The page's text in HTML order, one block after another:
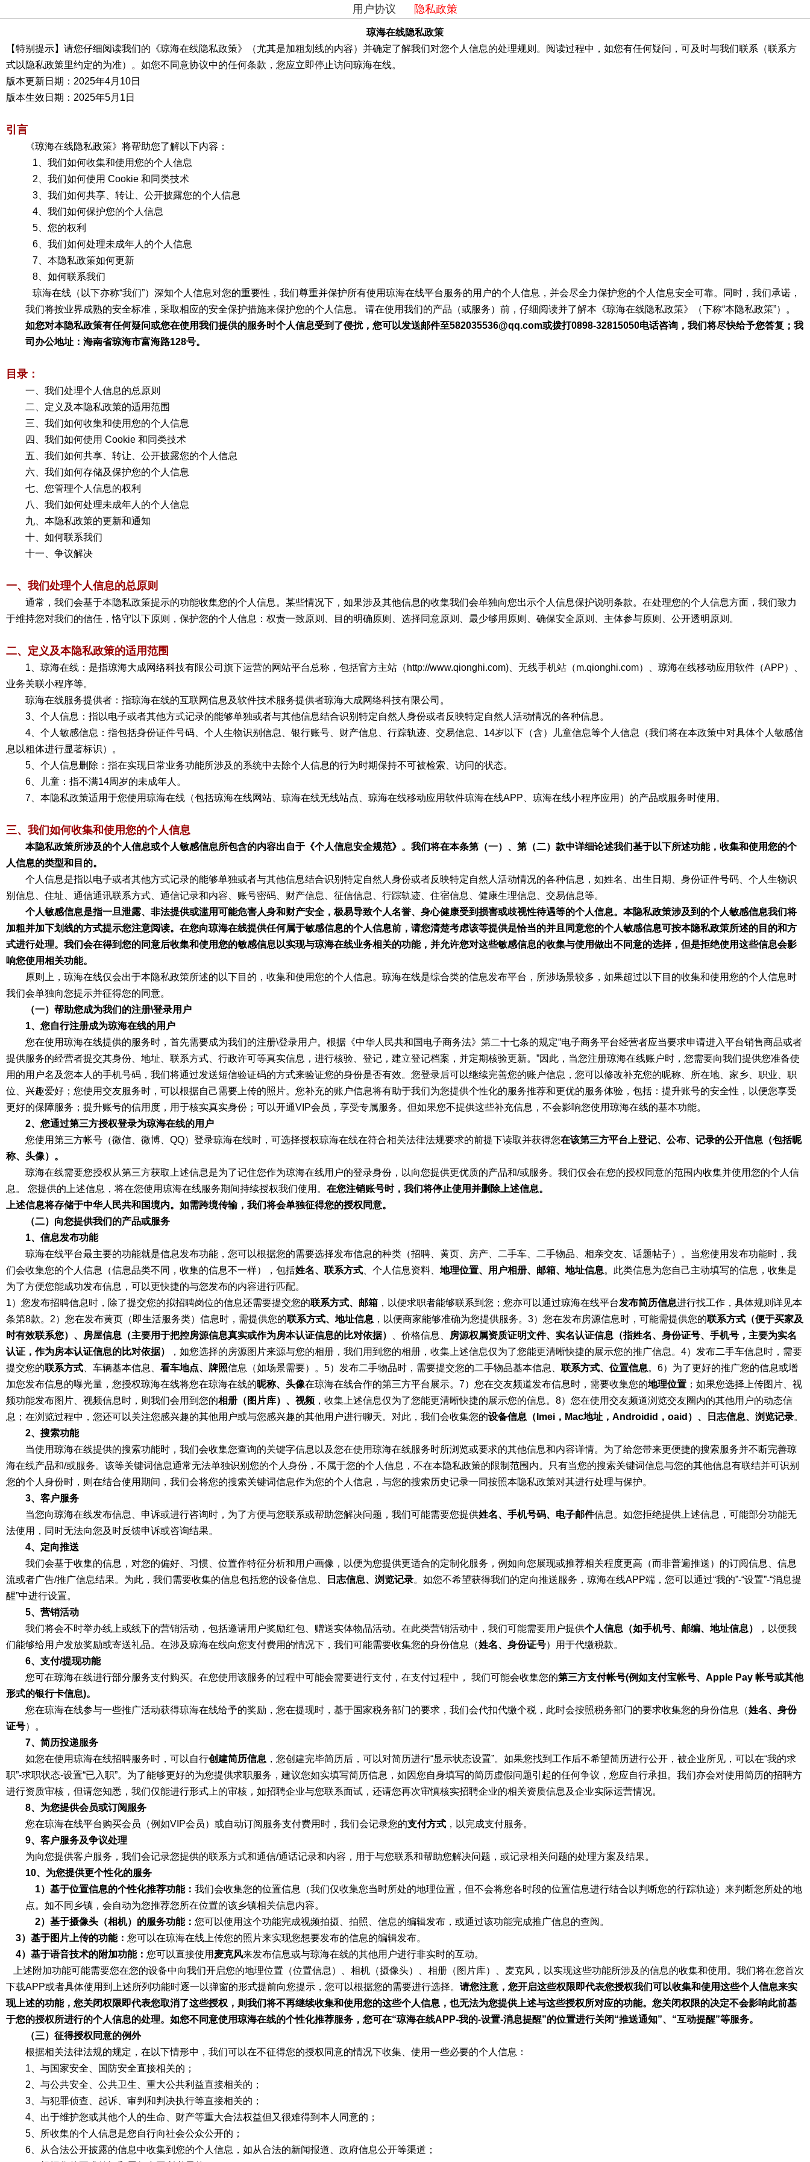
用户协议 隐私政策
琼海在线隐私政策
【特别提示】请您仔细阅读我们的《琼海在线隐私政策》（尤其是加粗划线的内容）并确定了解我们对您个人信息的处理规则。阅读过程中，如您有任何疑问，可及时与我们联系（联系方
式以隐私政策里约定的为准）。如您不同意协议中的任何条款，您应立即停止访问琼海在线。
版本更新日期：2025年4月10日
版本生效日期：2025年5月1日
引言
《琼海在线隐私政策》将帮助您了解以下内容：
1、我们如何收集和使用您的个人信息
2、我们如何使用 Cookie 和同类技术
3、我们如何共享、转让、公开披露您的个人信息
4、我们如何保护您的个人信息
5、您的权利
6、我们如何处理未成年人的个人信息
7、本隐私政策如何更新
8、如何联系我们
琼海在线（以下亦称“我们”）深知个人信息对您的重要性，我们尊重并保护所有使用琼海在线平台服务的用户的个人信息，并会尽全力保护您的个人信息安全可靠。同时，我们承诺，
我们将按业界成熟的安全标准，采取相应的安全保护措施来保护您的个人信息。 请在使用我们的产品（或服务）前，仔细阅读并了解本《琼海在线隐私政策》（下称“本隐私政策”）。
如您对本隐私政策有任何疑问或您在使用我们提供的服务时个人信息受到了侵扰，您可以发送邮件至582035536@qq.com或拨打0898-32815050电话咨询，我们将尽快给予您答复；我
司办公地址：海南省琼海市富海路128号。
目录：
一、我们处理个人信息的总原则
二、定义及本隐私政策的适用范围
三、我们如何收集和使用您的个人信息
四、我们如何使用 Cookie 和同类技术
五、我们如何共享、转让、公开披露您的个人信息
六、我们如何存储及保护您的个人信息
七、您管理个人信息的权利
八、我们如何处理未成年人的个人信息
九、本隐私政策的更新和通知
十、如何联系我们
十一、争议解决
一、我们处理个人信息的总原则
通常，我们会基于本隐私政策提示的功能收集您的个人信息。某些情况下，如果涉及其他信息的收集我们会单独向您出示个人信息保护说明条款。在处理您的个人信息方面，我们致力
于维持您对我们的信任，恪守以下原则，保护您的个人信息：权责一致原则、目的明确原则、选择同意原则、最少够用原则、确保安全原则、主体参与原则、公开透明原则。
二、定义及本隐私政策的适用范围
1、琼海在线：是指琼海大成网络科技有限公司旗下运营的网站平台总称，包括官方主站（http://www.qionghi.com)、无线手机站（m.qionghi.com）、琼海在线移动应用软件（APP）、
业务关联小程序等。
琼海在线服务提供者：指琼海在线的互联网信息及软件技术服务提供者琼海大成网络科技有限公司。
3、个人信息：指以电子或者其他方式记录的能够单独或者与其他信息结合识别特定自然人身份或者反映特定自然人活动情况的各种信息。
4、个人敏感信息：指包括身份证件号码、个人生物识别信息、银行账号、财产信息、行踪轨迹、交易信息、14岁以下（含）儿童信息等个人信息（我们将在本政策中对具体个人敏感信
息以粗体进行显著标识）。
5、个人信息删除：指在实现日常业务功能所涉及的系统中去除个人信息的行为时期保持不可被检索、访问的状态。
6、儿童：指不满14周岁的未成年人。
7、本隐私政策适用于您使用琼海在线（包括琼海在线网站、琼海在线无线站点、琼海在线移动应用软件琼海在线APP、琼海在线小程序应用）的产品或服务时使用。
三、我们如何收集和使用您的个人信息
本隐私政策所涉及的个人信息或个人敏感信息所包含的内容出自于《个人信息安全规范》。我们将在本条第（一）、第（二）款中详细论述我们基于以下所述功能，收集和使用您的个
人信息的类型和目的。
个人信息是指以电子或者其他方式记录的能够单独或者与其他信息结合识别特定自然人身份或者反映特定自然人活动情况的各种信息，如姓名、出生日期、身份证件号码、个人生物识
别信息、住址、通信通讯联系方式、通信记录和内容、账号密码、财产信息、征信信息、行踪轨迹、住宿信息、健康生理信息、交易信息等。
个人敏感信息是指一旦泄露、非法提供或滥用可能危害人身和财产安全，极易导致个人名誉、身心健康受到损害或歧视性待遇等的个人信息。本隐私政策涉及到的个人敏感信息我们将
加粗并加下划线的方式提示您注意阅读。在您向琼海在线提供任何属于敏感信息的个人信息前，请您清楚考虑该等提供是恰当的并且同意您的个人敏感信息可按本隐私政策所述的目的和方
式进行处理。我们会在得到您的同意后收集和使用您的敏感信息以实现与琼海在线业务相关的功能，并允许您对这些敏感信息的收集与使用做出不同意的选择，但是拒绝使用这些信息会影
响您使用相关功能。
原则上，琼海在线仅会出于本隐私政策所述的以下目的，收集和使用您的个人信息。琼海在线是综合类的信息发布平台，所涉场景较多，如果超过以下目的收集和使用您的个人信息时
我们会单独向您提示并征得您的同意。
（一）帮助您成为我们的注册\登录用户
1、您自行注册成为琼海在线的用户
您在使用琼海在线提供的服务时，首先需要成为我们的注册\登录用户。根据《中华人民共和国电子商务法》第二十七条的规定“电子商务平台经营者应当要求申请进入平台销售商品或者
提供服务的经营者提交其身份、地址、联系方式、行政许可等真实信息，进行核验、登记，建立登记档案，并定期核验更新。”因此，当您注册琼海在线账户时，您需要向我们提供您准备使
用的用户名及您本人的手机号码，我们将通过发送短信验证码的方式来验证您的身份是否有效。您登录后可以继续完善您的账户信息，您可以修改补充您的昵称、所在地、家乡、职业、职
位、兴趣爱好；您使用交友服务时，可以根据自己需要上传的照片。您补充的账户信息将有助于我们为您提供个性化的服务推荐和更优的服务体验，包括：提升账号的安全性，以便您享受
更好的保障服务；提升账号的信用度，用于核实真实身份；可以开通VIP会员，享受专属服务。但如果您不提供这些补充信息，不会影响您使用琼海在线的基本功能。
2、您通过第三方授权登录为琼海在线的用户
您使用第三方帐号（微信、微博、QQ）登录琼海在线时，可选择授权琼海在线在符合相关法律法规要求的前提下读取并获得您在该第三方平台上登记、公布、记录的公开信息（包括昵
称、头像）。
琼海在线需要您授权从第三方获取上述信息是为了记住您作为琼海在线用户的登录身份，以向您提供更优质的产品和/或服务。我们仅会在您的授权同意的范围内收集并使用您的个人信
息。 您提供的上述信息，将在您使用琼海在线服务期间持续授权我们使用。 在您注销账号时，我们将停止使用并删除上述信息。
上述信息将存储于中华人民共和国境内。如需跨境传输，我们将会单独征得您的授权同意。
（二）向您提供我们的产品或服务
1、信息发布功能
琼海在线平台最主要的功能就是信息发布功能，您可以根据您的需要选择发布信息的种类（招聘、黄页、房产、二手车、二手物品、相亲交友、话题帖子）。当您使用发布功能时，我
们会收集您的个人信息（信息品类不同，收集的信息不一样），包括姓名、联系方式 、个人信息资料、 地理位置、用户相册、邮箱、地址信息。此类信息为您自己主动填写的信息，收集是
为了方便您能成功发布信息，可以更快捷的与您发布的内容进行匹配。
1）您发布招聘信息时，除了提交您的拟招聘岗位的信息还需要提交您的联系方式、邮箱 ，以便求职者能够联系到您；您亦可以通过琼海在线平台发布简历信息进行找工作，具体规则详见本
条第8款。2）您在发布黄页（即生活服务类）信息时，需提供您的联系方式、地址信息 ，以便商家能够准确为您提供服务。3）您在发布房源信息时，可能需提供您的联系方式（便于买家及
时有效联系您）、房屋信息（主要用于把控房源信息真实或作为房本认证信息的比对依据）
、价格信息、
房源权属资质证明文件、实名认证信息（指姓名、身份证号、手机号，主要为实名
认证，作为房本认证信息的比对依据）
，如您选择的房源图片来源与您的相册，我们用到您的相册，收集上述信息仅为了您能更清晰快捷的展示您的推广信息。4）发布二手车信息时，需要
提交您的联系方式 、车辆基本信息、 看车地点、牌照信息（如场景需要）。5）发布二手物品时，需要提交您的二手物品基本信息、 联系方式、位置信息。6）为了更好的推广您的信息或增
加您发布信息的曝光量，您授权琼海在线将您在琼海在线的昵称、头像在琼海在线合作的第三方平台展示。7）您在交友频道发布信息时，需要收集您的地理位置 ；如果您选择上传图片、视
频功能发布图片、视频信息时，则我们会用到您的相册（图片库）、视频 ，收集上述信息仅为了您能更清晰快捷的展示您的信息。8）您在使用交友频道浏览交友圈内的其他用户的动态信
息；在浏览过程中，您还可以关注您感兴趣的其他用户或与您感兴趣的其他用户进行聊天。对此，我们会收集您的设备信息（Imei，Mac地址，Androidid，oaid）、日志信息、浏览记录。
2、搜索功能
当使用琼海在线提供的搜索功能时，我们会收集您查询的关键字信息以及您在使用琼海在线服务时所浏览或要求的其他信息和内容详情。为了给您带来更便捷的搜索服务并不断完善琼
海在线产品和/或服务。该等关键词信息通常无法单独识别您的个人身份，不属于您的个人信息，不在本隐私政策的限制范围内。只有当您的搜索关键词信息与您的其他信息有联结并可识别
您的个人身份时，则在结合使用期间，我们会将您的搜索关键词信息作为您的个人信息，与您的搜索历史记录一同按照本隐私政策对其进行处理与保护。
3、客户服务
当您向琼海在线发布信息、申诉或进行咨询时，为了方便与您联系或帮助您解决问题，我们可能需要您提供姓名、手机号码、电子邮件信息。如您拒绝提供上述信息，可能部分功能无
法使用，同时无法向您及时反馈申诉或咨询结果。
4、定向推送
我们会基于收集的信息，对您的偏好、习惯、位置作特征分析和用户画像，以便为您提供更适合的定制化服务，例如向您展现或推荐相关程度更高（而非普遍推送）的订阅信息、信息
流或者广告/推广信息结果。为此，我们需要收集的信息包括您的设备信息、
日志信息、浏览记录。如您不希望获得我们的定向推送服务，琼海在线APP端，您可以通过“我的”-“设置”-“消息提
醒”中进行设置。
5、营销活动
我们将会不时举办线上或线下的营销活动，包括邀请用户奖励红包、赠送实体物品活动。在此类营销活动中，我们可能需要用户提供个人信息（如手机号、邮编、地址信息）
，以便我
们能够给用户发放奖励或寄送礼品。在涉及琼海在线向您支付费用的情况下，我们可能需要收集您的身份信息（姓名、身份证号）用于代缴税款。
6、支付/提现功能
您可在琼海在线进行部分服务支付购买。在您使用该服务的过程中可能会需要进行支付，在支付过程中， 我们可能会收集您的第三方支付帐号(例如支付宝帐号、Apple Pay 帐号或其他
形式的银行卡信息)。
您在琼海在线参与一些推广活动获得琼海在线给予的奖励，您在提现时，基于国家税务部门的要求，我们会代扣代缴个税，此时会按照税务部门的要求收集您的身份信息（姓名、身份
证号）。
7、简历投递服务
如您在使用琼海在线招聘服务时，可以自行创建简历信息 ，您创建完毕简历后，可以对简历进行“显示状态设置”。如果您找到工作后不希望简历进行公开，被企业所见，可以在“我的求
职”-求职状态-设置“已入职”。为了能够更好的为您提供求职服务，建议您如实填写简历信息，如因您自身填写的简历虚假问题引起的任何争议，您应自行承担。我们亦会对使用简历的招聘方
进行资质审核，但请您知悉，我们仅能进行形式上的审核，如招聘企业与您联系面试，还请您再次审慎核实招聘企业的相关资质信息及企业实际运营情况。
8、为您提供会员或订阅服务
您在琼海在线平台购买会员（例如VIP会员）或自动订阅服务支付费用时，我们会记录您的支付方式 ，以完成支付服务。
9、客户服务及争议处理
为向您提供客户服务，我们会记录您提供的联系方式和通信/通话记录和内容，用于与您联系和帮助您解决问题，或记录相关问题的处理方案及结果。
10、为您提供更个性化的服务
1）基于位置信息的个性化推荐功能： 我们会收集您的位置信息（我们仅收集您当时所处的地理位置，但不会将您各时段的位置信息进行结合以判断您的行踪轨迹）来判断您所处的地
点。如不同乡镇，会自动为您推荐您所在位置的该乡镇相关信息内容。
2）基于摄像头（相机）的服务功能： 您可以使用这个功能完成视频拍摄、拍照、信息的编辑发布，或通过该功能完成推广信息的查阅。
3）基于图片上传的功能： 您可以在琼海在线上传您的照片来实现您想要发布的信息的编辑发布。
4）基于语音技术的附加功能： 您可以直接使用 麦克风来发布信息或与琼海在线的其他用户进行非实时的互动。
上述附加功能可能需要您在您的设备中向我们开启您的地理位置（位置信息）、相机（摄像头）、相册（图片库）、麦克风，以实现这些功能所涉及的信息的收集和使用。我们将在您首次
下载APP或者具体使用到上述所列功能时逐一以弹窗的形式提前向您提示，您可以根据您的需要进行选择。 请您注意，您开启这些权限即代表您授权我们可以收集和使用这些个人信息来实
现上述的功能，您关闭权限即代表您取消了这些授权，则我们将不再继续收集和使用您的这些个人信息，也无法为您提供上述与这些授权所对应的功能。您关闭权限的决定不会影响此前基
于您的授权所进行的个人信息的处理。如您不同意使用琼海在线的个性化推荐服务，您可在“琼海在线APP-我的-设置-消息提醒”的位置进行关闭“推送通知”、“互动提醒”等服务。
（三）征得授权同意的例外
根据相关法律法规的规定，在以下情形中，我们可以在不征得您的授权同意的情况下收集、使用一些必要的个人信息：
1、与国家安全、国防安全直接相关的；
2、与公共安全、公共卫生、重大公共利益直接相关的；
3、与犯罪侦查、起诉、审判和判决执行等直接相关的；
4、出于维护您或其他个人的生命、财产等重大合法权益但又很难得到本人同意的；
5、所收集的个人信息是您自行向社会公众公开的；
6、从合法公开披露的信息中收集到您的个人信息，如从合法的新闻报道、政府信息公开等渠道；